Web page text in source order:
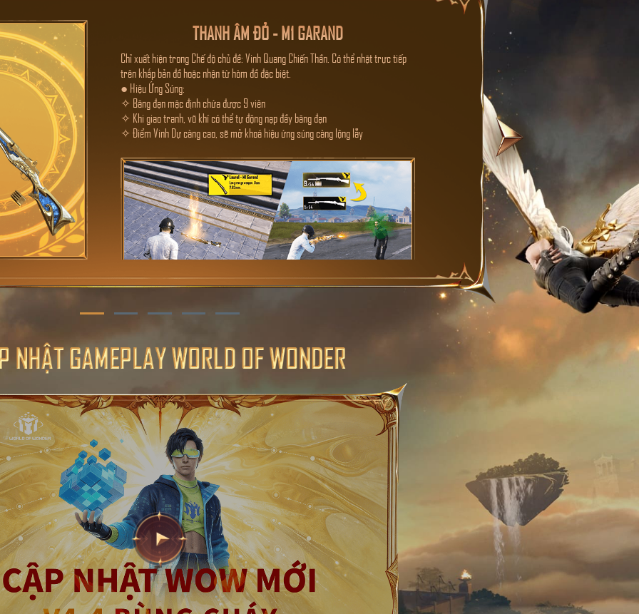
THANH ÂM ĐỎ - M1 GARAND
Chỉ xuất hiện trong Chế độ chủ đề: Vinh Quang Chiến Thần. Có thể nhặt trực tiếp
trên khắp bản đồ hoặc nhận từ hòm đồ đặc biệt.
● Hiệu Ứng Súng:
✧ Băng đạn mặc định chứa được 9 viên
✧ Khi giao tranh, vũ khí có thể tự động nạp đầy băng đạn
✧ Điểm Vinh Dự càng cao, sẽ mở khoá hiệu ứng súng càng lộng lẫy